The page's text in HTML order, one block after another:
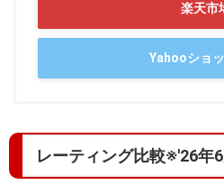
楽天市
Yahooショ
レーティング比較※'26年